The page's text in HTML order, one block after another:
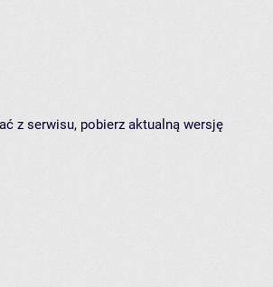
z serwisu, pobierz aktualną wersję